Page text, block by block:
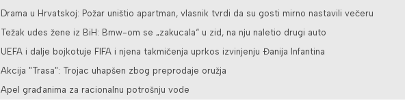
Drama u Hrvatskoj: Požar uništio apartman, vlasnik tvrdi da su gosti mirno nastavili večeru
Težak udes žene iz BiH: Bmw-om se „zakucala“ u zid, na nju naletio drugi auto
UEFA i dalje bojkotuje FIFA i njena takmičenja uprkos izvinjenju Đanija Infantina
Akcija "Trasa": Trojac uhapšen zbog preprodaje oružja
Apel građanima za racionalnu potrošnju vode